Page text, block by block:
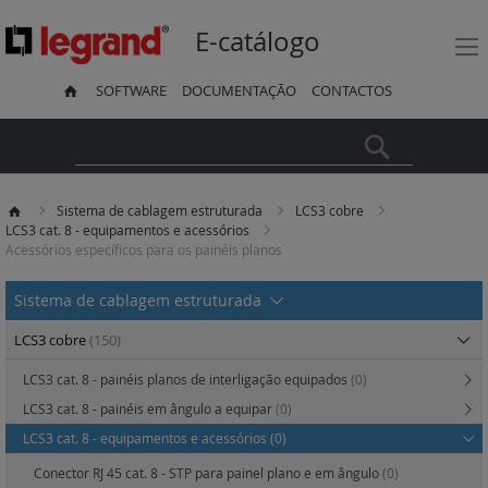
E-catálogo
SOFTWARE DOCUMENTAÇÃO CONTACTOS
Sistema de cablagem estruturada
LCS3 cobre
LCS3 cat. 8 - equipamentos e acessórios
Acessórios específicos para os painéis planos
Sistema de cablagem estruturada
LCS3 cobre(150)
LCS3 cat. 8 - painéis planos de interligação equipados (0)
LCS3 cat. 8 - painéis em ângulo a equipar(0)
LCS3 cat. 8 - equipamentos e acessórios (0)
Conector RJ 45 cat. 8 - STP para painel plano e em ângulo(0)